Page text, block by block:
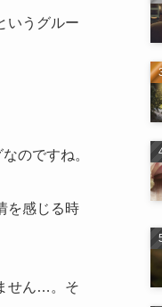
いうグルー
のですね。
を感じる時
せん…。そ